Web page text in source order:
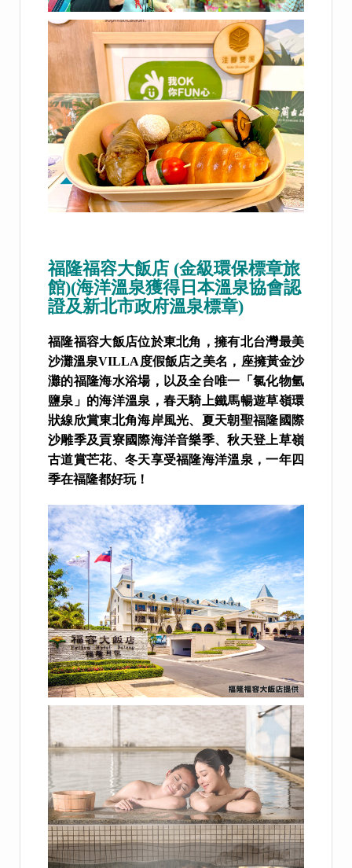
福隆福容大飯店 (金級環保標章旅
館)(海洋溫泉獲得日本溫泉協會認
證及新北市政府溫泉標章)
福隆福容大飯店位於東北角，擁有北台灣最美
沙灘溫泉VILLA度假飯店之美名，座擁黃金沙
灘的福隆海水浴場，以及全台唯一「氯化物氫
鹽泉」的海洋溫泉，春天騎上鐵馬暢遊草嶺環
狀線欣賞東北角海岸風光、夏天朝聖福隆國際
沙雕季及貢寮國際海洋音樂季、秋天登上草嶺
古道賞芒花、冬天享受福隆海洋溫泉，一年四
季在福隆都好玩！